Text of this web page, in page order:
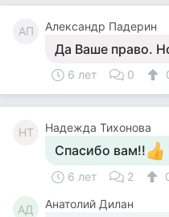
АП Александр Падерин
Да Ваше право.
6 лет 0
НТ Надежда Тихонова
Спасибо вам!!
6 лет 2
АД Анатолий Дилан